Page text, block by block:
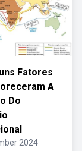
Fatores
A
Do
2024